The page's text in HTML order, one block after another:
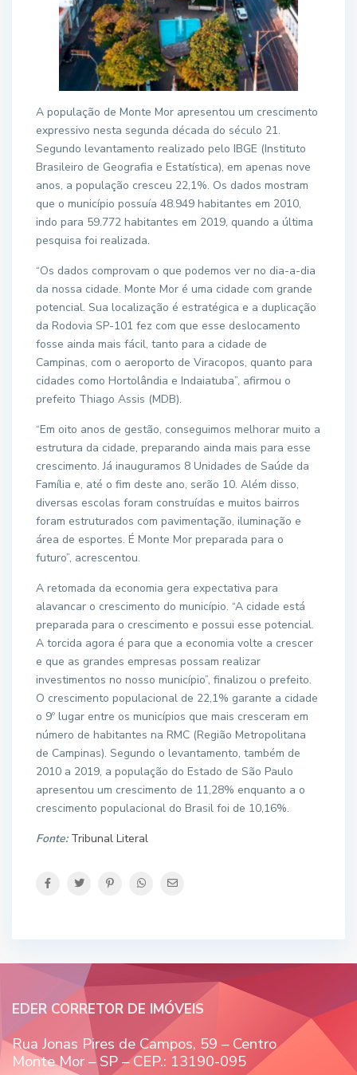
A população de Monte Mor apresentou um crescimento
expressivo nesta segunda década do século 21.
Segundo levantamento realizado pelo IBGE (Instituto
Brasileiro de Geografia e Estatística), em apenas nove
anos, a população cresceu 22,1%. Os dados mostram
que o município possuía 48.949 habitantes em 2010,
indo para 59.772 habitantes em 2019, quando a última
pesquisa foi realizada.
“Os dados comprovam o que podemos ver no dia-a-dia
da nossa cidade. Monte Mor é uma cidade com grande
potencial. Sua localização é estratégica e a duplicação
da Rodovia SP-101 fez com que esse deslocamento
fosse ainda mais fácil, tanto para a cidade de
Campinas, com o aeroporto de Viracopos, quanto para
cidades como Hortolândia e Indaiatuba”, afirmou o
prefeito Thiago Assis (MDB).
“Em oito anos de gestão, conseguimos melhorar muito a
estrutura da cidade, preparando ainda mais para esse
crescimento. Já inauguramos 8 Unidades de Saúde da
Família e, até o fim deste ano, serão 10. Além disso,
diversas escolas foram construídas e muitos bairros
foram estruturados com pavimentação, iluminação e
área de esportes. É Monte Mor preparada para o
futuro”, acrescentou.
A retomada da economia gera expectativa para
alavancar o crescimento do município. “A cidade está
preparada para o crescimento e possui esse potencial.
A torcida agora é para que a economia volte a crescer
e que as grandes empresas possam realizar
investimentos no nosso município”, finalizou o prefeito.
O crescimento populacional de 22,1% garante a cidade
o 9º lugar entre os municípios que mais cresceram em
número de habitantes na RMC (Região Metropolitana
de Campinas). Segundo o levantamento, também de
2010 a 2019, a população do Estado de São Paulo
apresentou um crescimento de 11,28% enquanto a o
crescimento populacional do Brasil foi de 10,16%.
Fonte: Tribunal Literal
EDER CORRETOR DE IMÓVEIS
Rua Jonas Pires de Campos, 59 – Centro
Monte Mor – SP – CEP.: 13190-095